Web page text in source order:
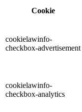
Cookie
cookielawinfo-
checkbox-advertisement
cookielawinfo-
checkbox-analytics